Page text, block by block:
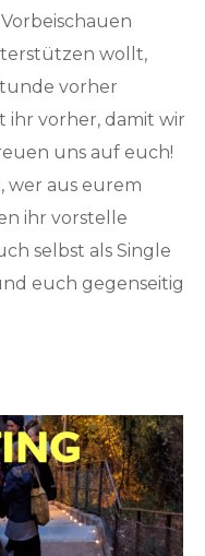
wollt,
vorher
ihr vorher, damit wir
uns auf euch!
wer aus eurem
ihr vorstelle
selbst als Single
euch gegenseitig